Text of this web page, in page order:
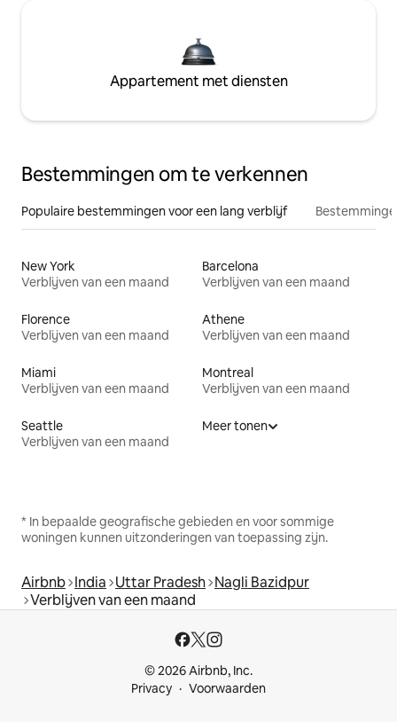
Appartement met diensten
Bestemmingen om te verkennen
Populaire bestemmingen voor een lang verblijf
New York
Verblijven van een maand
Barcelona
Verblijven van een maand
Florence
Verblijven van een maand
Athene
Verblijven van een maand
Miami
Verblijven van een maand
Montreal
Verblijven van een maand
Seattle
Verblijven van een maand
Meer tonen
* In bepaalde geografische gebieden en voor sommige
woningen kunnen uitzonderingen van toepassing zijn.
Airbnb India Uttar Pradesh Nagli Bazidpur
Verblijven van een maand
© 2026 Airbnb, Inc.
Privacy
Voorwaarden